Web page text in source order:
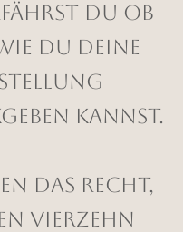
du ob
du deine
kannst.
das Recht,
vierzehn